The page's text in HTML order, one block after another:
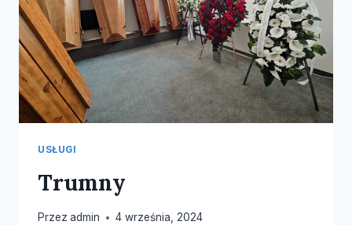
USŁUGI
Trumny
Przez admin 4 września, 2024